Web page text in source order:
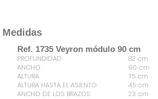
Medidas
Ref. 1735 Veyron módulo 90 cm
PROFUNDIDAD
ANCHO
ALTURA
ALTURA HASTA EL ASIENTO
ANCHO DE LOS BRAZOS
82 cm
90 cm
75 cm
45 cm
23 cm